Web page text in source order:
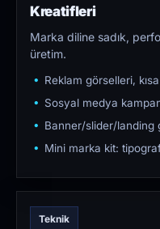
Kreatifleri
Marka diline sadık,
üretim.
Reklam görselleri,
Sosyal medya
Banner/slider/landing
Mini marka kit:
Teknik